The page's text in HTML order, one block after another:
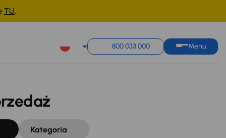
TU.
800 033 000 Menu
Kategoria